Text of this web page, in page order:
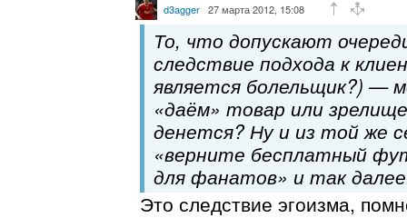
d3agger 27 марта 2012, 15:08
То, что допускают
следствие подхода к
является болельщик?) —
«даём» товар или
денется? Ну и из той же
«верните бесплатный
для фанатов» и так
Это следствие эгоизма,